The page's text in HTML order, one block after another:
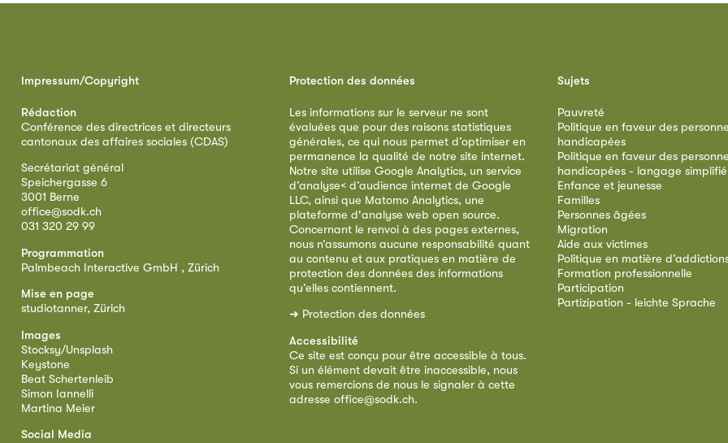
Impressum/Copyright
Rédaction
Conférence des directrices et directeurs
cantonaux des affaires sociales (CDAS)
Secrétariat général
Speichergasse 6
3001 Berne
office@sodk.ch
031 320 29 99
Programmation
Palmbeach Interactive GmbH , Zürich
Mise en page
studiotanner, Zürich
Images
Stocksy/Unsplash
Keystone
Beat Schertenleib
Simon Iannelli
Martina Meier
Protection des données
Les informations sur le serveur ne sont
évaluées que pour des raisons statistiques
générales, ce qui nous permet d’optimiser en
permanence la qualité de notre site internet.
Notre site utilise Google Analytics, un service
d’analyse< d’audience internet de Google
LLC, ainsi que Matomo Analytics, une
plateforme d'analyse web open source.
Concernant le renvoi à des pages externes,
nous n’assumons aucune responsabilité quant
au contenu et aux pratiques en matière de
protection des données des informations
qu’elles contiennent.
➜ Protection des données
Accessibilité
Ce site est conçu pour être accessible à tous.
Si un élément devait être inaccessible, nous
vous remercions de nous le signaler à cette
adresseoffice@sodk.ch.
Sujets
Pauvreté
Politique en faveur des
handicapées
Politique en faveur des
handicapées - langage simplifié
Enfance et jeunesse
Familles
Personnes âgées
Migration
Aide aux victimes
Politique en matière
Formation professionnelle
Participation
Partizipation - leichte Sprache
Social Media